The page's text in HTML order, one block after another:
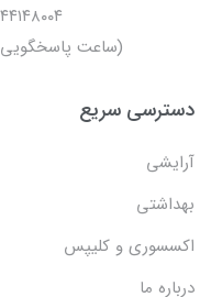
(ساعت پاسخگویی ۱۱ الی ۲۲)
دسترسی سریع
آرایشی
بهداشتی
اکسسوری و کلیپس
درباره ما